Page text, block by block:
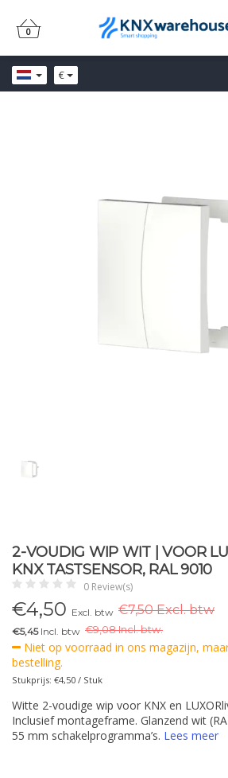
€
0
0
2-VOUDIG WIP WIT | VOOR
KNX TASTSENSOR, RAL 9010
0 Review(s)
€4,50 Excl. btw €7,50 Excl. btw
€5,45Incl. btw €9,08 Incl. btw.
Niet op voorraad in ons magazijn,
bestelling.
Stukprijs: €4,50 / Stuk
Witte 2-voudige wip voor KNX en
Inclusief montageframe. Glanzend wit
55 mm schakelprogramma’s. Lees meer